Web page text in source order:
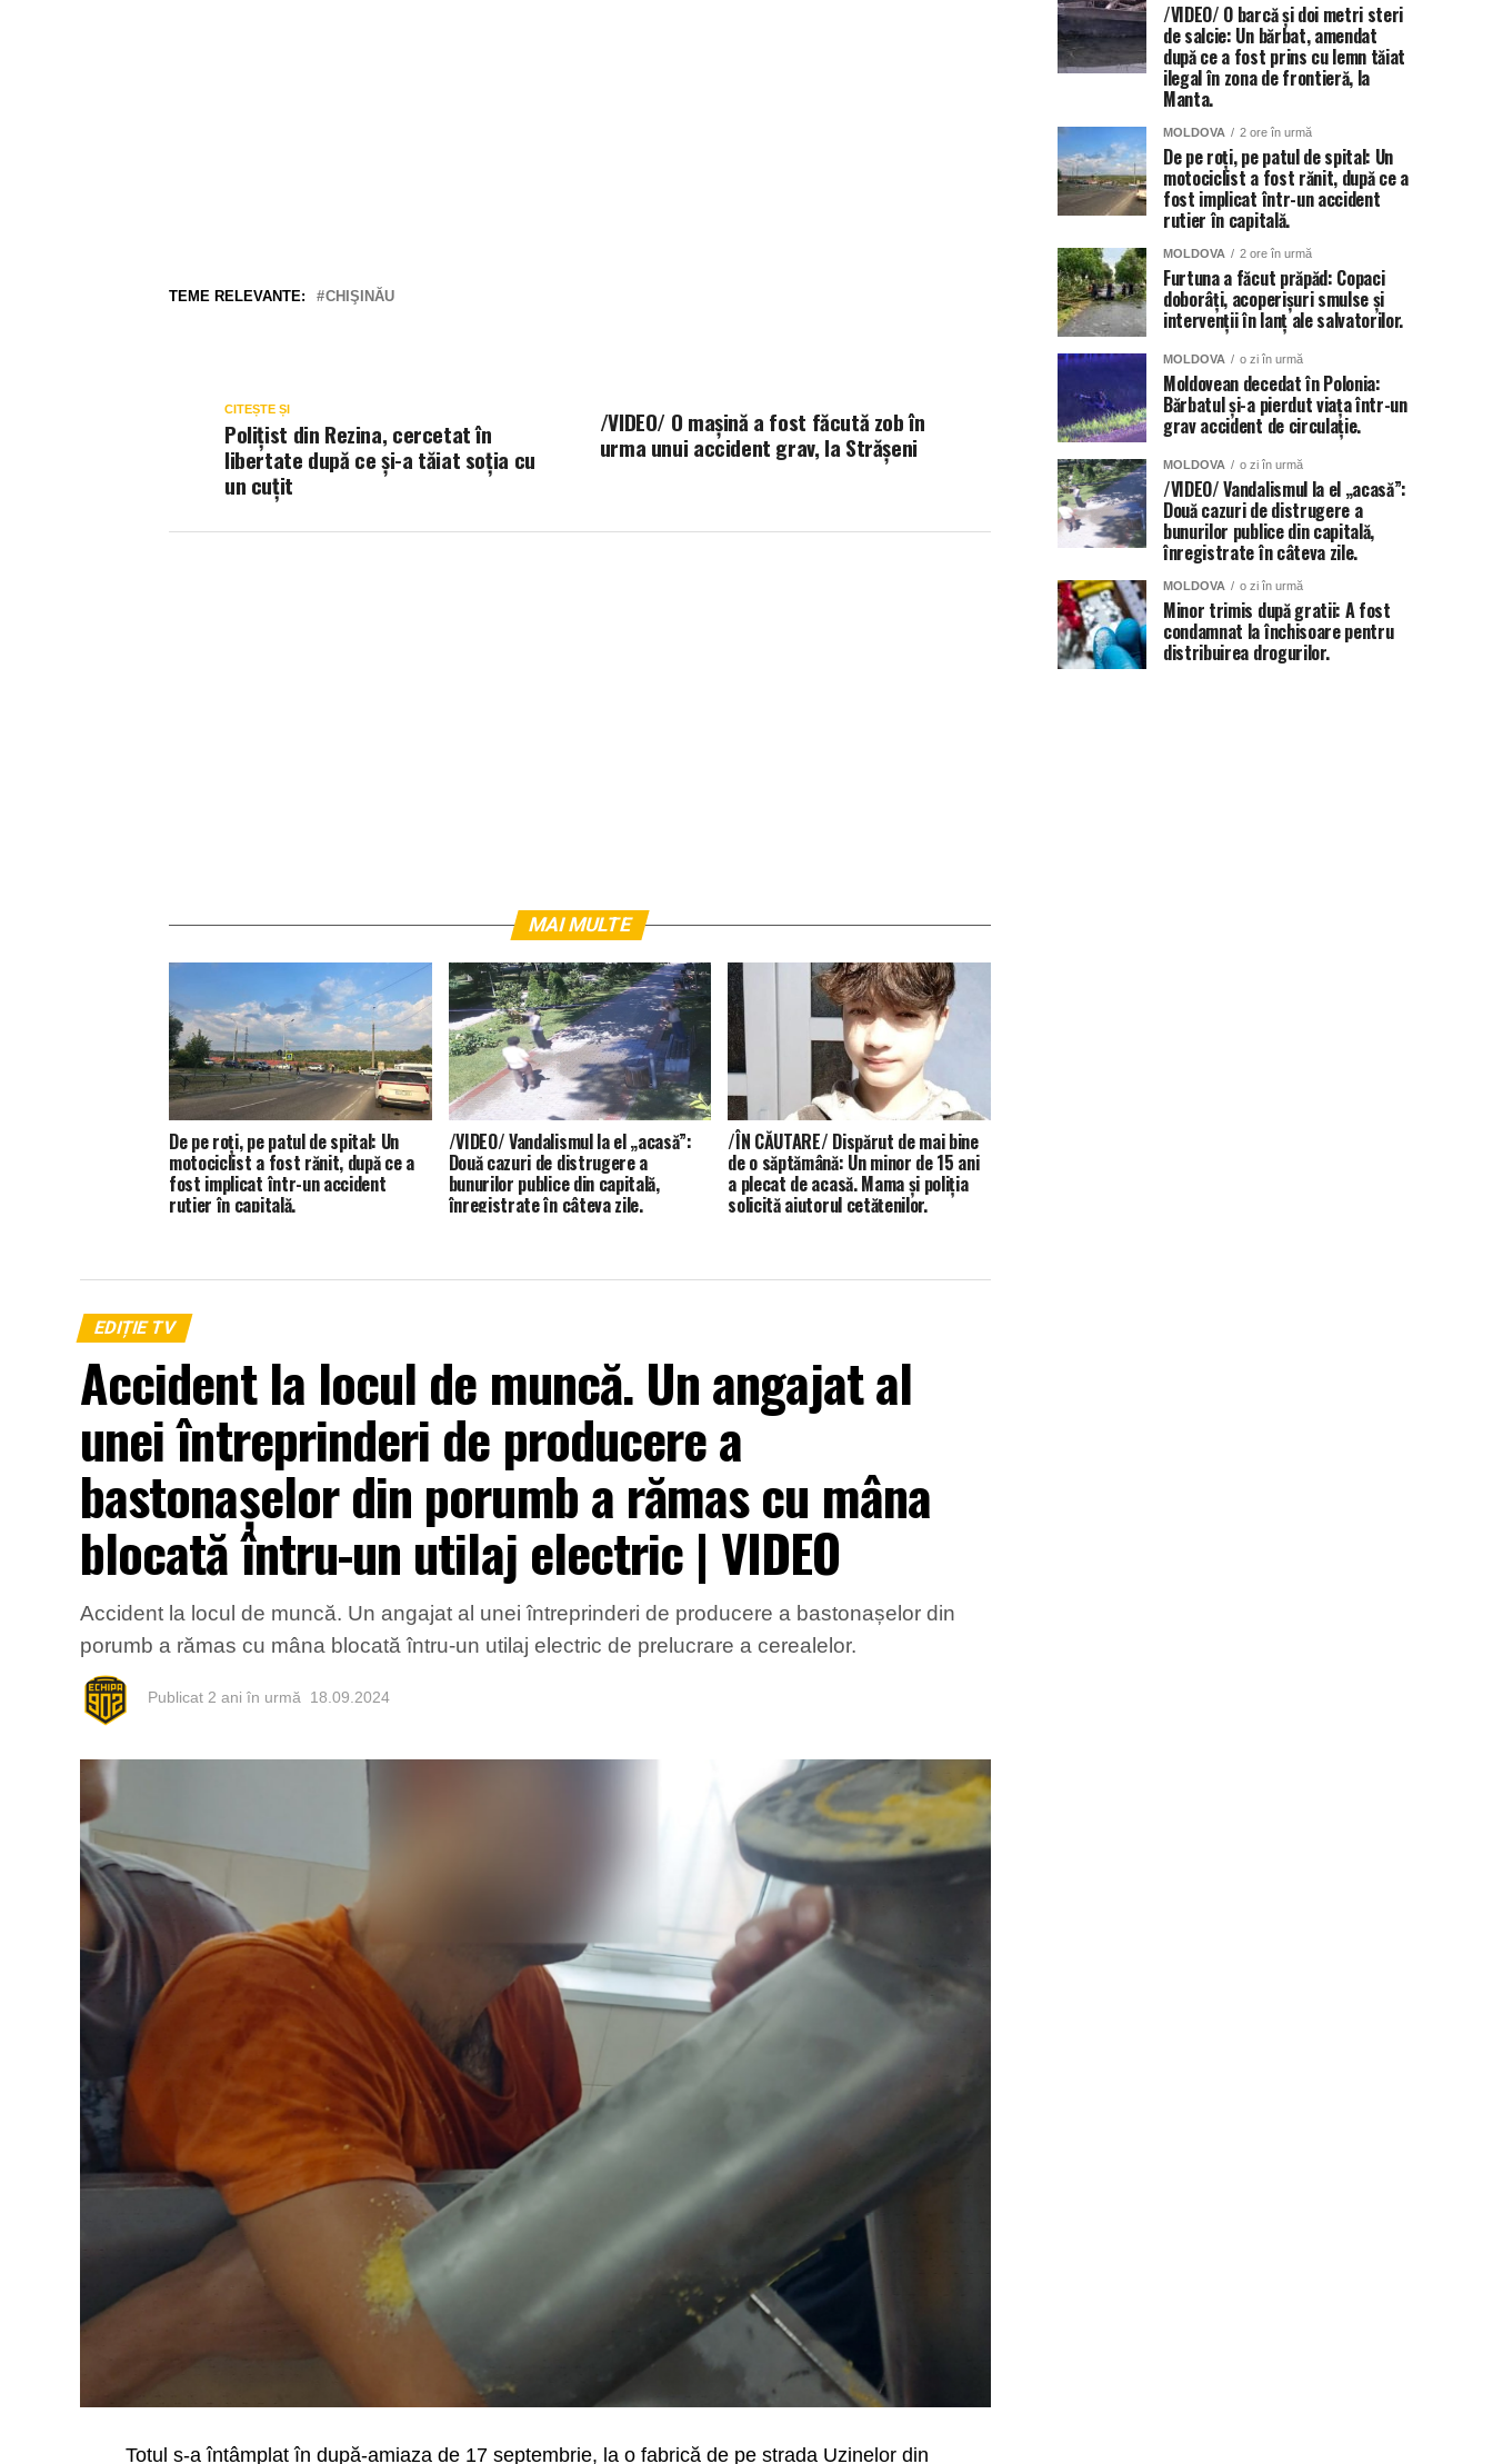
TEME RELEVANTE: CHIŞINĂU
/VIDEO/ O mașină a fost făcută zob în
urma unui accident grav, la Strășeni
CITEȘTE ȘI
Polițist din Rezina, cercetat în
libertate după ce și-a tăiat soția cu
un cuțit
MAI MULTE
De pe roți, pe patul de spital: Un
motociclist a fost rănit, după ce a
fost implicat într-un accident
rutier în capitală.
/VIDEO/ Vandalismul la el „acasă”:
Două cazuri de distrugere a
bunurilor publice din capitală,
înregistrate în câteva zile.
/ÎN CĂUTARE/ Dispărut de mai bine
de o săptămână: Un minor de 15 ani
a plecat de acasă. Mama și poliția
solicită ajutorul cetățenilor.
EDIȚIE TV
Accident la locul de muncă. Un angajat al
unei întreprinderi de producere a
bastonașelor din porumb a rămas cu mâna
blocată întru-un utilaj electric | VIDEO
Accident la locul de muncă. Un angajat al unei întreprinderi de producere a bastonașelor din
porumb a rămas cu mâna blocată întru-un utilaj electric de prelucrare a cerealelor.
Publicat 2 ani în urmă 18.09.2024
Totul s-a întâmplat în după-amiaza de 17 septembrie, la o fabrică de pe strada Uzinelor din
/VIDEO/ O barcă și doi metri steri
de salcie: Un bărbat, amendat
după ce a fost prins cu lemn tăiat
ilegal în zona de frontieră, la
Manta.
MOLDOVA 2 ore în urmă
De pe roți, pe patul de spital: Un
motociclist a fost rănit, după ce a
fost implicat într-un accident
rutier în capitală.
MOLDOVA 2 ore în urmă
Furtuna a făcut prăpăd: Copaci
doborâți, acoperișuri smulse și
intervenții în lanț ale salvatorilor.
MOLDOVA o zi în urmă
Moldovean decedat în Polonia:
Bărbatul și-a pierdut viața într-un
grav accident de circulație.
MOLDOVA o zi în urmă
/VIDEO/ Vandalismul la el „acasă”:
Două cazuri de distrugere a
bunurilor publice din capitală,
înregistrate în câteva zile.
MOLDOVA o zi în urmă
Minor trimis după gratii: A fost
condamnat la închisoare pentru
distribuirea drogurilor.